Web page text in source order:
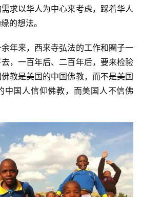
求以华人为中心来考虑，踩着华人
的想法。
年来，西来寺弘法的工作和圈子一
，一百年后、二百年后，要来检验
教是美国的中国佛教，而不是美国
中国人信仰佛教，而美国人不信佛